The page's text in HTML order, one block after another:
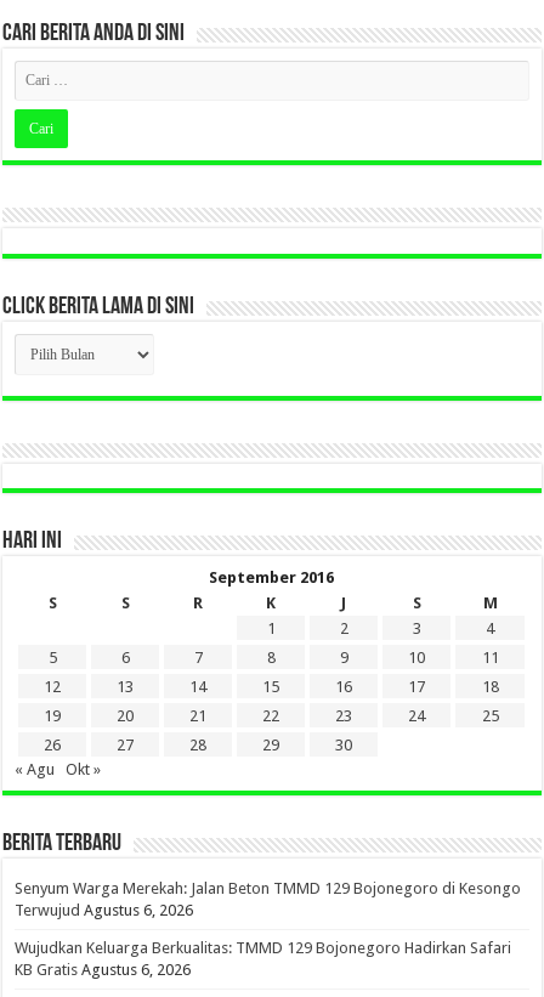
CARI BERITA ANDA DI SINI
CLICK BERITA LAMA DI SINI
CLICK
BERITA
LAMA
DI
HARI INI
September 2016
S
S R K J S
M
1
2 3
4
5
6 7 8 9 10
11
12
13 14 15 16 17
18
19
20 21 22 23 24
25
26
27 28 29
30
« Agu
Okt »
BERITA TERBARU
Senyum Warga Merekah: Jalan Beton TMMD 129 Bojonegoro di Kesongo
Terwujud Agustus 6, 2026
Wujudkan Keluarga Berkualitas: TMMD 129 Bojonegoro Hadirkan Safari
KB Gratis Agustus 6, 2026